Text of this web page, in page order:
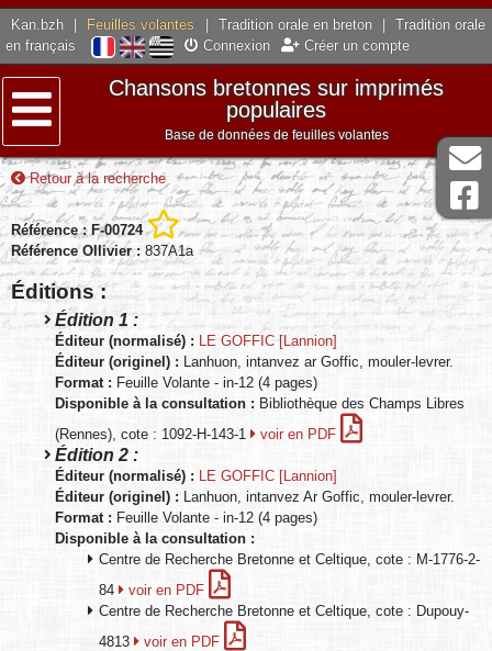
Kan.bzh Feuilles volantes Tradition orale en breton
Tradition orale
en français
Connexion Créer un compte
Menu
Chansons bretonnes sur imprimés
populaires
Base de données de feuilles volantes
Retour à la recherche
Référence : F-00724
Référence Ollivier : 837A1a
Éditions :
Édition 1 :
Éditeur (normalisé) :
LE GOFFIC [Lannion]
Éditeur (originel) :
Lanhuon, intanvez ar Goffic, mouler-levrer.
Format : Feuille Volante - in-12 (4 pages)
Disponible à la consultation : Bibliothèque des Champs Libres
(Rennes), cote : 1092-H-143-1
voir en PDF
Édition 2 :
Éditeur (normalisé) :
LE GOFFIC [Lannion]
Éditeur (originel) :
Lanhuon, intanvez Ar Goffic, mouler-levrer.
Format : Feuille Volante - in-12 (4 pages)
Disponible à la consultation :
Centre de Recherche Bretonne et Celtique, cote : M-1776-2-
84
voir en PDF
Centre de Recherche Bretonne et Celtique, cote : Dupouy-
4813
voir en PDF